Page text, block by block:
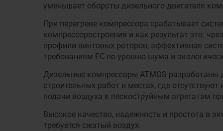
уменьшает обороты дизельного двигателя
При перегреве компрессора срабатывает
компрессоростроения и как результат это:
профили винтовых роторов, эффективная
требованиям ЕС по уровню шума и
Дизельные компрессоры ATMOS
строительных работ в местах, где
подачи воздуха к пескоструйным агрегатам
Высокое качество, надежность и простота в
требуется сжатый воздух.